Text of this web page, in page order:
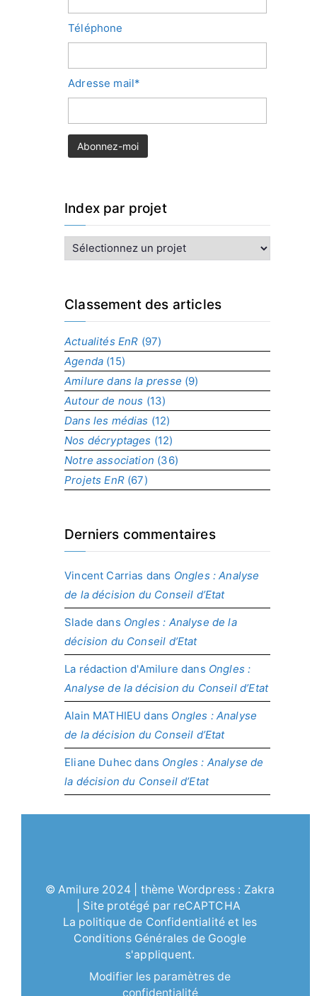
Téléphone
Adresse mail*
Index par projet
n
x
r
p
r
o
j
e
t
Classement des articles
Actualités EnR (97)
Agenda (15)
Amilure dans la presse (9)
Autour de nous (13)
Dans les médias (12)
Nos décryptages (12)
Notre association (36)
Projets EnR(67)
Derniers commentaires
Vincent Carrias dans Ongles : Analyse
de la décision du Conseil d’Etat
Slade dans Ongles : Analyse de la
décision du Conseil d’Etat
La rédaction d'Amilure dans Ongles :
Analyse de la décision du Conseil d’Etat
Alain MATHIEU dans Ongles : Analyse
de la décision du Conseil d’Etat
Eliane Duhec dans Ongles : Analyse de
la décision du Conseil d’Etat
© Amilure 2024 | thème Wordpress : Zakra
| Site protégé par reCAPTCHA
La politique de Confidentialité et les
Conditions Générales de Google
s'appliquent.
Modifier les paramètres de
confidentialité